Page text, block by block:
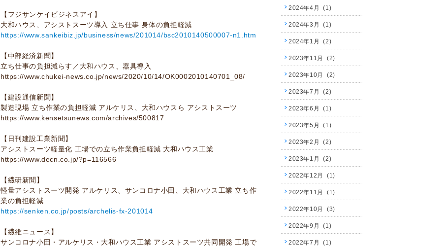
【フジサンケイビジネスアイ】
大和ハウス、アシストスーツ導入 立ち仕事 身体の負担軽減
https://www.sankeibiz.jp/business/news/201014/bsc2010140500007-n1.htm
【中部経済新聞】
立ち仕事の負担減らす／大和ハウス、器具導入
https://www.chukei-news.co.jp/news/2020/10/14/OK0002010140701_08/
【建設通信新聞】
製造現場 立ち作業の負担軽減 アルケリス、大和ハウスら アシストスーツ
https://www.kensetsunews.com/archives/500817
【日刊建設工業新聞】
アシストスーツ軽量化 工場での立ち作業負担軽減 大和ハウス工業
https://www.decn.co.jp/?p=116566
【繊研新聞】
軽量アシストスーツ開発 アルケリス、サンコロナ小田、大和ハウス工業 立ち作
業の負担軽減
https://senken.co.jp/posts/archelis-fx-201014
【繊維ニュース】
サンコロナ小田・アルケリス・大和ハウス工業 アシストスーツ共同開発 工場で
2024年4月 (1)
2024年3月 (1)
2024年1月 (2)
2023年11月 (2)
2023年10月 (2)
2023年7月 (2)
2023年6月 (1)
2023年5月 (1)
2023年2月 (2)
2023年1月 (2)
2022年12月 (1)
2022年11月 (1)
2022年10月 (3)
2022年9月 (1)
2022年7月 (1)